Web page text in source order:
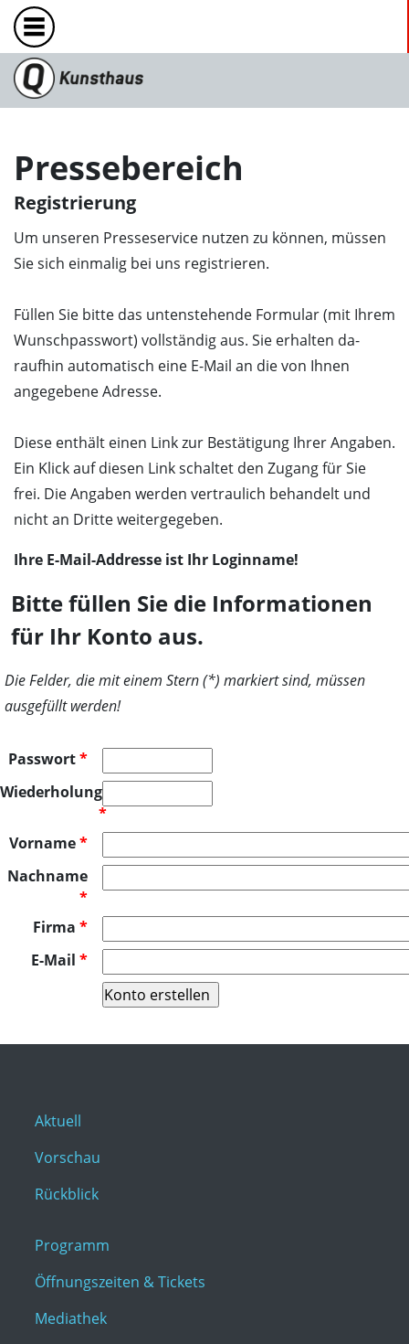
Pressebereich
Registrierung
Um unseren Press­e­ser­vice nutzen zu kön­nen, müssen
Sie sich ein­ma­lig bei uns reg­istri­eren.
Füllen Sie bitte das un­ten­ste­hende For­mu­lar (mit Ihrem
Wun­sch­pass­wort) voll­ständig aus. Sie er­hal­ten da­
raufhin au­to­ma­tisch eine E-Mail an die von Ih­nen
angegebene Adresse.
Diese en­thält ei­nen Link zur Bestä­ti­gung Ihr­er An­gaben.
Ein Klick auf die­sen Link schal­tet den Zu­gang für Sie
frei. Die An­gaben wer­den ver­traulich be­han­delt und
nicht an Dritte weit­ergegeben.
Ihre E-Mail-Addresse ist Ihr Loginname!
Bitte füllen Sie die Informationen
für Ihr Konto aus.
Die Felder, die mit einem Stern (*) markiert sind, müssen
ausgefüllt werden!
Passwort*
Wiederholung:
*
Vorname*
Nachname
*
Firma *
E-Mail *
Aktuell
Vorschau
Rückblick
Programm
Öffnungszeiten & Tickets
Mediathek